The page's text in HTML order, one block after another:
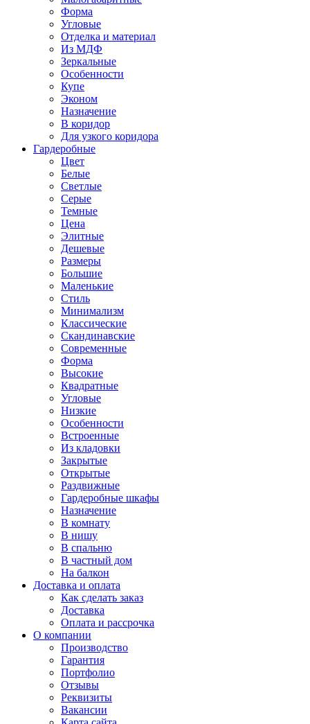
Форма
Угловые
Отделка и материал
Из МДФ
Зеркальные
Особенности
Купе
Эконом
Назначение
В коридор
Для узкого коридора
Гардеробные
Цвет
Белые
Светлые
Серые
Темные
Цена
Элитные
Дешевые
Размеры
Большие
Маленькие
Стиль
Минимализм
Классические
Скандинавские
Современные
Форма
Высокие
Квадратные
Угловые
Низкие
Особенности
Встроенные
Из кладовки
Закрытые
Открытые
Раздвижные
Гардеробные шкафы
Назначение
В комнату
В нишу
В спальню
В частный дом
На балкон
Доставка и оплата
Как сделать заказ
Доставка
Оплата и рассрочка
О компании
Производство
Гарантия
Портфолио
Отзывы
Реквизиты
Вакансии